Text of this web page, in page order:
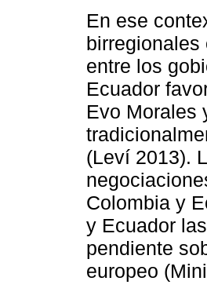
En ese
birregionales
entre los
Ecuador
Evo Morales
(Leví 2013).
Colombia y
y Ecuador
pendiente
europeo